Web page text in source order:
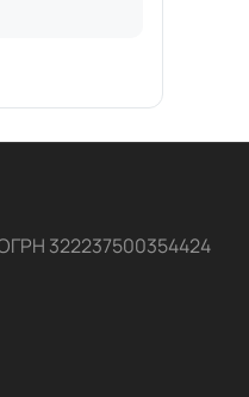
322237500354424